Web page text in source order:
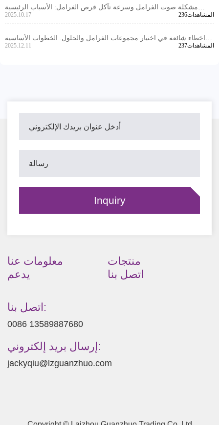
مشكلة صوت الفرامل وسرعة تآكل قرص الفرامل: الأسباب الرئيسية
والحلول الفعالة
2025.10.17 236المشاهدات
اخطاء شائعة في اختيار مجموعات الفرامل والحلول: الخطوات الأساسية
لتقليل المشاكل بعد البيع
2025.12.11 237المشاهدات
معلومات عنا
منتجات
يدعم
اتصل بنا
اتصل بنا:
0086 13589887680
إرسال بريد إلكتروني:
jackyqiu@lzguanzhuo.com